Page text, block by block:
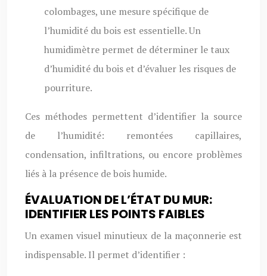
colombages, une mesure spécifique de
l’humidité du bois est essentielle. Un
humidimètre permet de déterminer le taux
d’humidité du bois et d’évaluer les risques de
pourriture.
Ces méthodes permettent d’identifier la source
de l’humidité: remontées capillaires,
condensation, infiltrations, ou encore problèmes
liés à la présence de bois humide.
ÉVALUATION DE L’ÉTAT DU MUR:
IDENTIFIER LES POINTS FAIBLES
Un examen visuel minutieux de la maçonnerie est
indispensable. Il permet d’identifier :